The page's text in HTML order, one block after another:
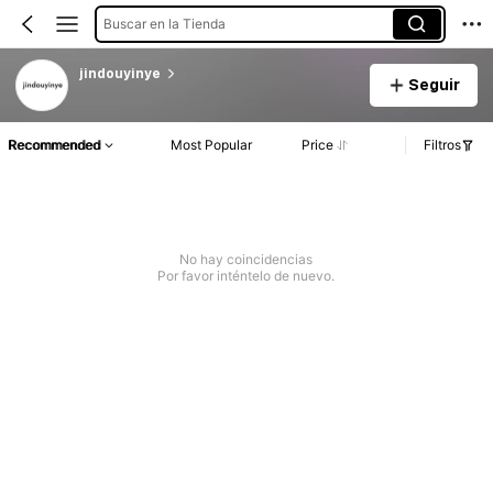
Buscar en la Tienda
jindouyinye
Seguir
Recommended Most Popular Price Filtros
No hay coincidencias
Por favor inténtelo de nuevo.